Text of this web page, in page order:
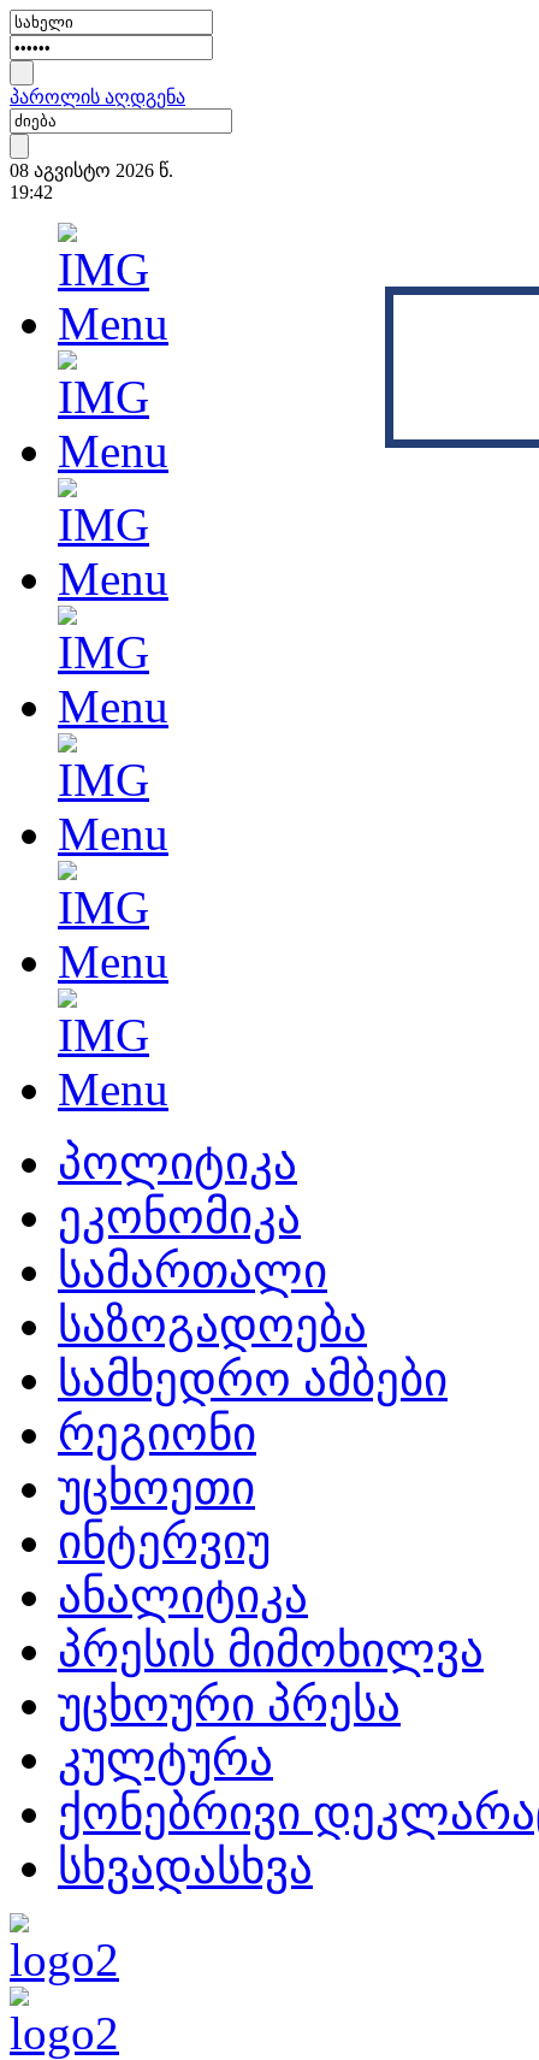
პაროლის აღდგენა
08 აგვისტო 2026 წ.
19:42
პოლიტიკა
ეკონომიკა
სამართალი
საზოგადოება
სამხედრო ამბები
რეგიონი
უცხოეთი
ინტერვიუ
ანალიტიკა
პრესის მიმოხილვა
უცხოური პრესა
კულტურა
ქონებრივი
სხვადასხვა